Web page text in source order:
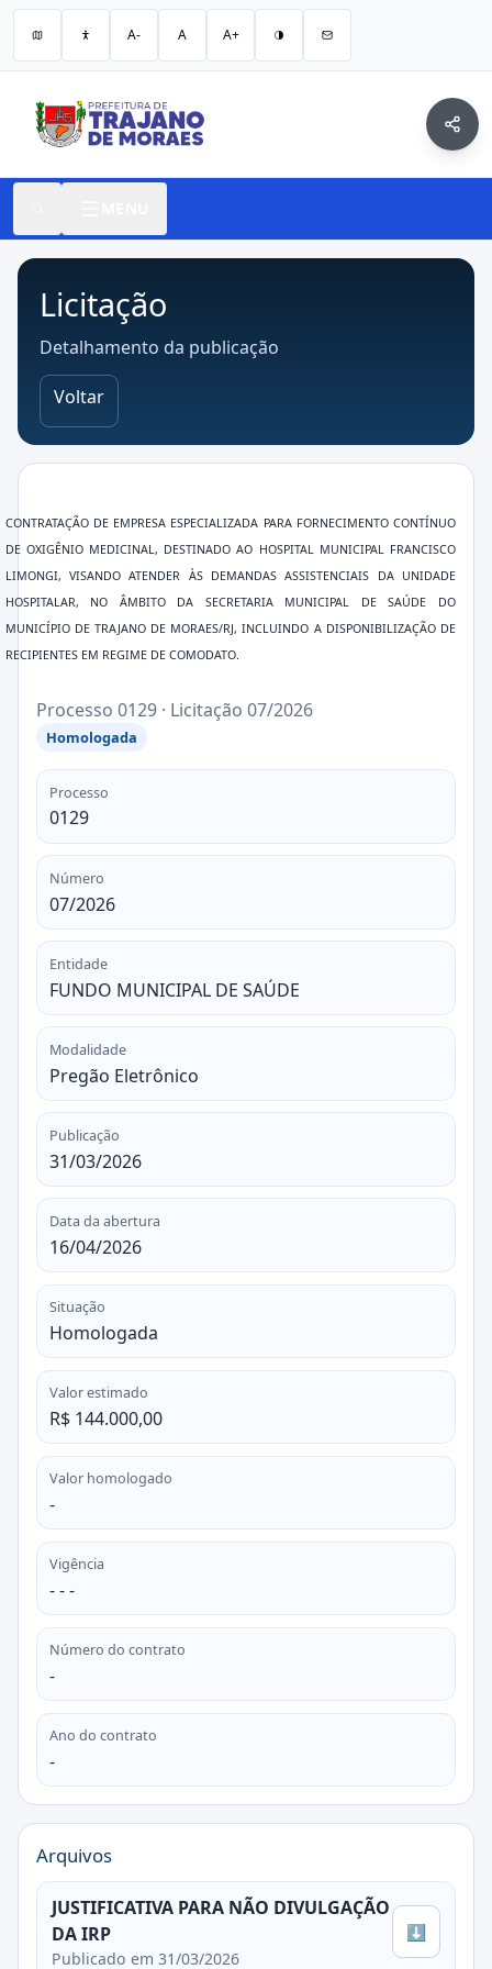
A- A A+
Licitação
Detalhamento da publicação
Voltar
CONTRATAÇÃO DE EMPRESA ESPECIALIZADA PARA FORNECIMENTO CONTÍNUO
DE OXIGÊNIO MEDICINAL, DESTINADO AO HOSPITAL MUNICIPAL FRANCISCO
LIMONGI, VISANDO ATENDER ÀS DEMANDAS ASSISTENCIAIS DA UNIDADE
HOSPITALAR, NO ÂMBITO DA SECRETARIA MUNICIPAL DE SAÚDE DO
MUNICÍPIO DE TRAJANO DE MORAES/RJ, INCLUINDO A DISPONIBILIZAÇÃO DE
RECIPIENTES EM REGIME DE COMODATO.
Processo 0129 · Licitação 07/2026
Homologada
Processo
0129
Número
07/2026
Entidade
FUNDO MUNICIPAL DE SAÚDE
Modalidade
Pregão Eletrônico
Publicação
31/03/2026
Data da abertura
16/04/2026
Situação
Homologada
Valor estimado
R$ 144.000,00
Valor homologado
-
Vigência
- - -
Número do contrato
-
Ano do contrato
-
Arquivos
JUSTIFICATIVA PARA NÃO DIVULGAÇÃO
DA IRP
Publicado em 31/03/2026
⬇